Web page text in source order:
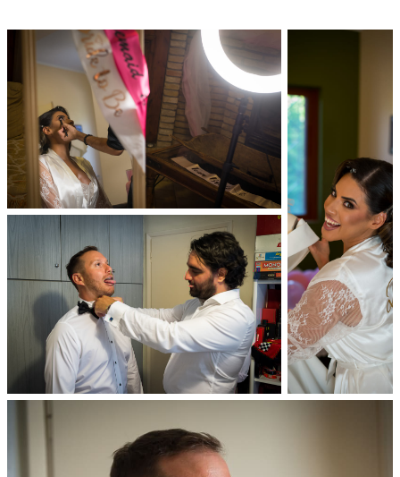
QR Code για γάμο
Ηλεκτρονικό προσκλητήριο
Clients
Διαφημιστείτε
Contact Us